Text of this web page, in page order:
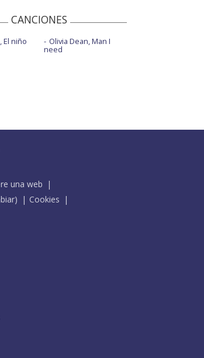
CANCIONES
El niño Olivia Dean, Man I
need
una web
)
Cookies